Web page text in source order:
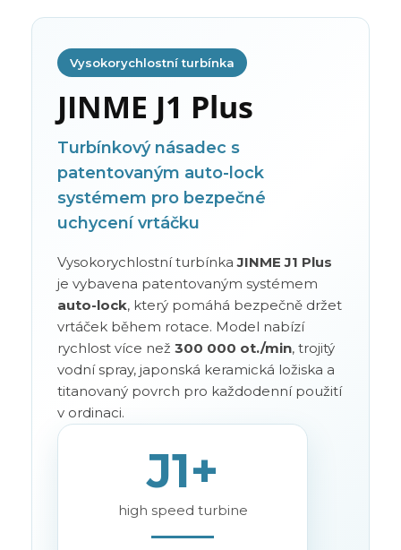
Vysokorychlostní turbínka
JINME J1 Plus
Turbínkový násadec s
patentovaným auto-lock
systémem pro bezpečné
uchycení vrtáčku
Vysokorychlostní turbínkaJINME J1 Plus
je vybavena patentovaným systémem
auto-lock, který pomáhá bezpečně držet
vrtáček během rotace. Model nabízí
rychlost více než 300 000 ot./min, trojitý
vodní spray, japonská keramická ložiska a
titanovaný povrch pro každodenní použití
v ordinaci.
J1+
high speed turbine